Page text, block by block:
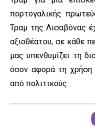
πορτογαλικής
Τραμ της Λισαβόνας
αξιοθέατου, σε κάθε
μας υπενθυμίζει τη
όσον αφορά τη
από πολιτικούς.